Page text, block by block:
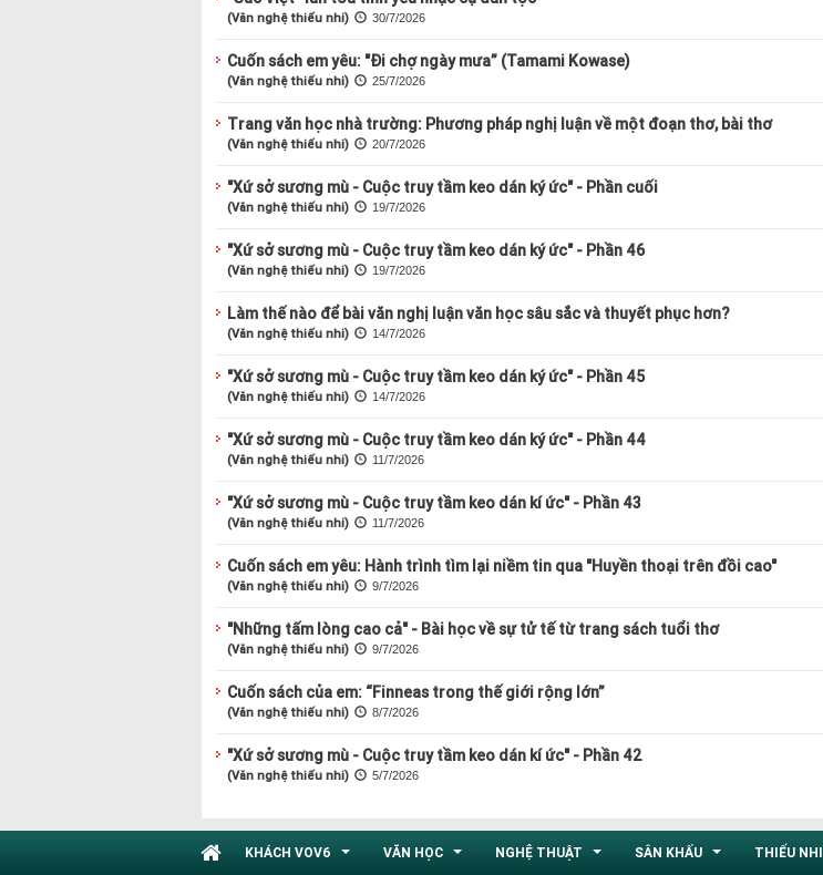
(Văn nghệ thiếu nhi) 30/7/2026
Cuốn sách em yêu: "Đi chợ ngày mưa” (Tamami Kowase)
(Văn nghệ thiếu nhi) 25/7/2026
Trang văn học nhà trường: Phương pháp nghị luận về một đoạn thơ, bài thơ
(Văn nghệ thiếu nhi) 20/7/2026
"Xứ sở sương mù - Cuộc truy tầm keo dán ký ức" - Phần cuối
(Văn nghệ thiếu nhi) 19/7/2026
"Xứ sở sương mù - Cuộc truy tầm keo dán ký ức" - Phần 46
(Văn nghệ thiếu nhi) 19/7/2026
Làm thế nào để bài văn nghị luận văn học sâu sắc và thuyết phục hơn?
(Văn nghệ thiếu nhi) 14/7/2026
"Xứ sở sương mù - Cuộc truy tầm keo dán ký ức" - Phần 45
(Văn nghệ thiếu nhi) 14/7/2026
"Xứ sở sương mù - Cuộc truy tầm keo dán ký ức" - Phần 44
(Văn nghệ thiếu nhi) 11/7/2026
"Xứ sở sương mù - Cuộc truy tầm keo dán kí ức" - Phần 43
(Văn nghệ thiếu nhi) 11/7/2026
Cuốn sách em yêu: Hành trình tìm lại niềm tin qua "Huyền thoại trên đồi cao"
(Văn nghệ thiếu nhi) 9/7/2026
"Những tấm lòng cao cả" - Bài học về sự tử tế từ trang sách tuổi thơ
(Văn nghệ thiếu nhi) 9/7/2026
Cuốn sách của em: “Finneas trong thế giới rộng lớn”
(Văn nghệ thiếu nhi) 8/7/2026
"Xứ sở sương mù - Cuộc truy tầm keo dán kí ức" - Phần 42
(Văn nghệ thiếu nhi) 5/7/2026
KHÁCH VOV6 VĂN HỌC NGHỆ THUẬT SÂN KHẤU THIẾU NHI